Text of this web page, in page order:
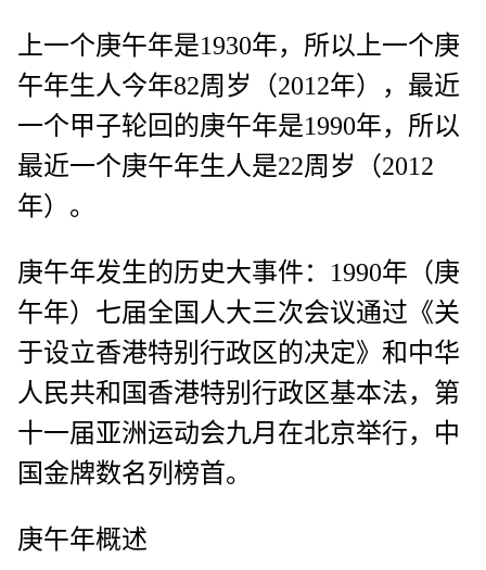
上一个庚午年是1930年，所以上一个庚
午年生人今年82周岁（2012年），最近
一个甲子轮回的庚午年是1990年，所以
最近一个庚午年生人是22周岁（2012
年）。
庚午年发生的历史大事件：1990年（庚
午年）七届全国人大三次会议通过《关
于设立香港特别行政区的决定》和中华
人民共和国香港特别行政区基本法，第
十一届亚洲运动会九月在北京举行，中
国金牌数名列榜首。
庚午年概述